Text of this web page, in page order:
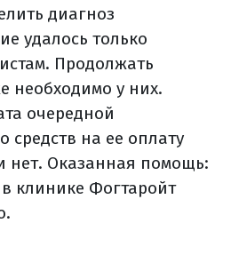
диагноз
удалось только
Продолжать
необходимо у них.
очередной
средств на ее оплату
нет. Оказанная помощь:
клинике Фогтаройт